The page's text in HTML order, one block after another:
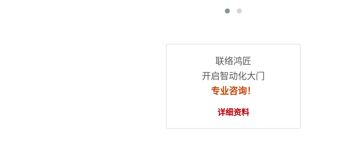
联络鸿匠
开启智动化大门
专业咨询！
详细资料